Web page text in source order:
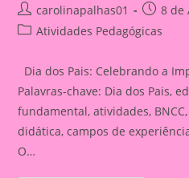
Post
author:
carolinapalhas01
Post8 de
PostAtividades Pedagógicas
Dia dos Pais: Celebrando a
Palavras-chave: Dia dos Pais,
fundamental, atividades,
didática, campos de
O…